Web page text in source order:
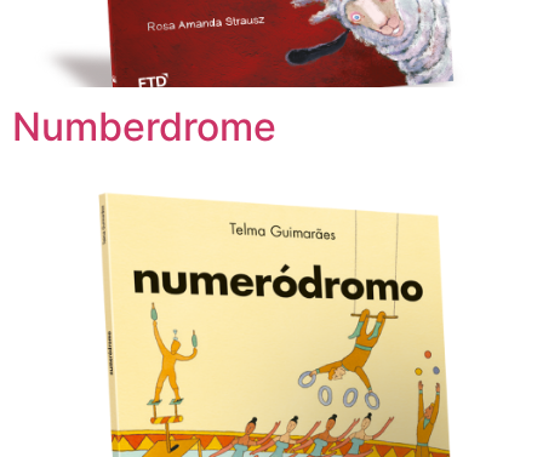
Numberdrome